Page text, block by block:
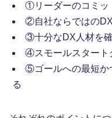
①リーダーのコミッ
②自社ならではの
③十分なDX人材を
④スモールスタート
⑤ゴールへの最短か
る